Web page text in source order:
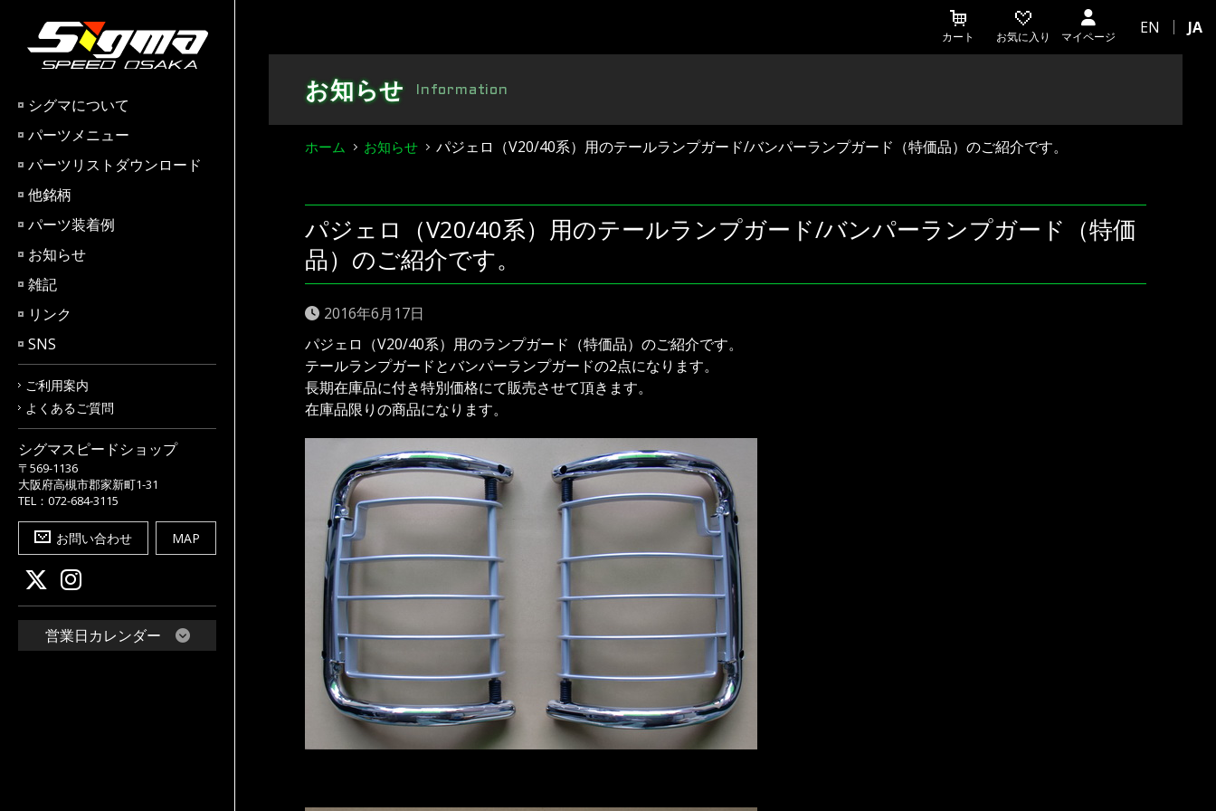
content
シグマについて
パーツメニュー
パーツリストダウンロード
他銘柄
パーツ装着例
お知らせ
雑記
リンク
SNS
ご利用案内
よくあるご質問
シグマスピードショップ
〒569-1136
大阪府高槻市郡家新町1-31
TEL：072-684-3115
お問い合わせ MAP
営業日カレンダー
カート お気に入り マイページ EN JA
お知らせ Information
ホーム お知らせ パジェロ（V20/40系）用のテールランプガード/バンパーランプガード（特価品）のご紹介です。
パジェロ（V20/40系）用のテールランプガード/バンパーランプガード（特価
品）のご紹介です。
2016年6月17日
パジェロ（V20/40系）用のランプガード（特価品）のご紹介です。
テールランプガードとバンパーランプガードの2点になります。
長期在庫品に付き特別価格にて販売させて頂きます。
在庫品限りの商品になります。